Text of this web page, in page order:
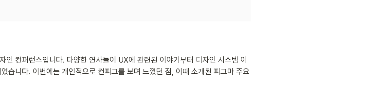
인 컨퍼런스입니다. 다양한 연사들이 UX에 관련된 이야기부터 디자인 시스템 이
습니다. 이번에는 개인적으로 컨피그를 보며 느꼈던 점, 이때 소개된 피그마 주요